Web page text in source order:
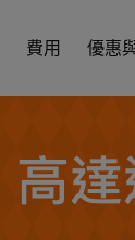
費用 優惠